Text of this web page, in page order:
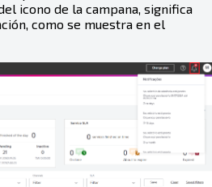
icono de la campana, significa
como se muestra en el